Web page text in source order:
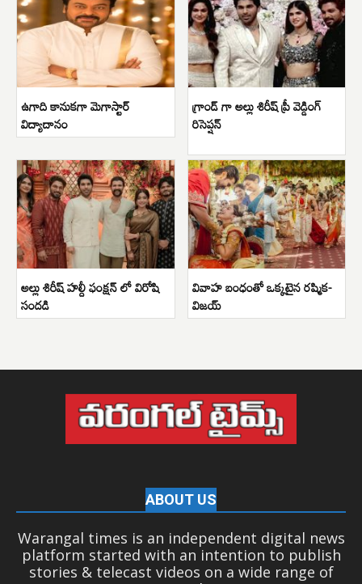
ఉగాది కానుకగా మెగాస్టార్
విద్యాదానం
గ్రాండ్ గా అల్లు శిరీష్ ప్రీ వెడ్డింగ్
రిసెప్షన్
అల్లు శిరీష్ హల్దీ ఫంక్షన్ లో విరోషి
సందడి
వివాహ బంధంతో ఒక్కటైన రష్మిక-
విజయ్
ABOUT US
Warangal times is an independent digital news
platform started with an intention to publish
stories & telecast videos on a wide range of